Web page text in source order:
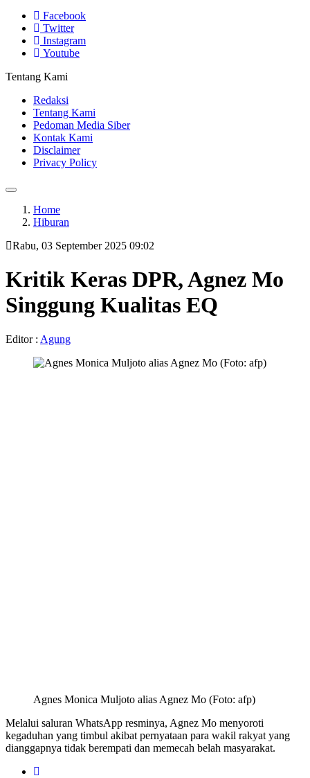
Facebook
Twitter
Instagram
Youtube
Tentang Kami
Redaksi
Tentang Kami
Pedoman Media Siber
Kontak Kami
Disclaimer
Privacy Policy
Home
Hiburan
Rabu, 03 September 2025 09:02
Kritik Keras DPR, Agnez Mo
Singgung Kualitas EQ
Editor : Agung
Agnes Monica Muljoto alias Agnez Mo (Foto: afp)
Melalui saluran WhatsApp resminya, Agnez Mo menyoroti
kegaduhan yang timbul akibat pernyataan para wakil rakyat yang
dianggapnya tidak berempati dan memecah belah masyarakat.